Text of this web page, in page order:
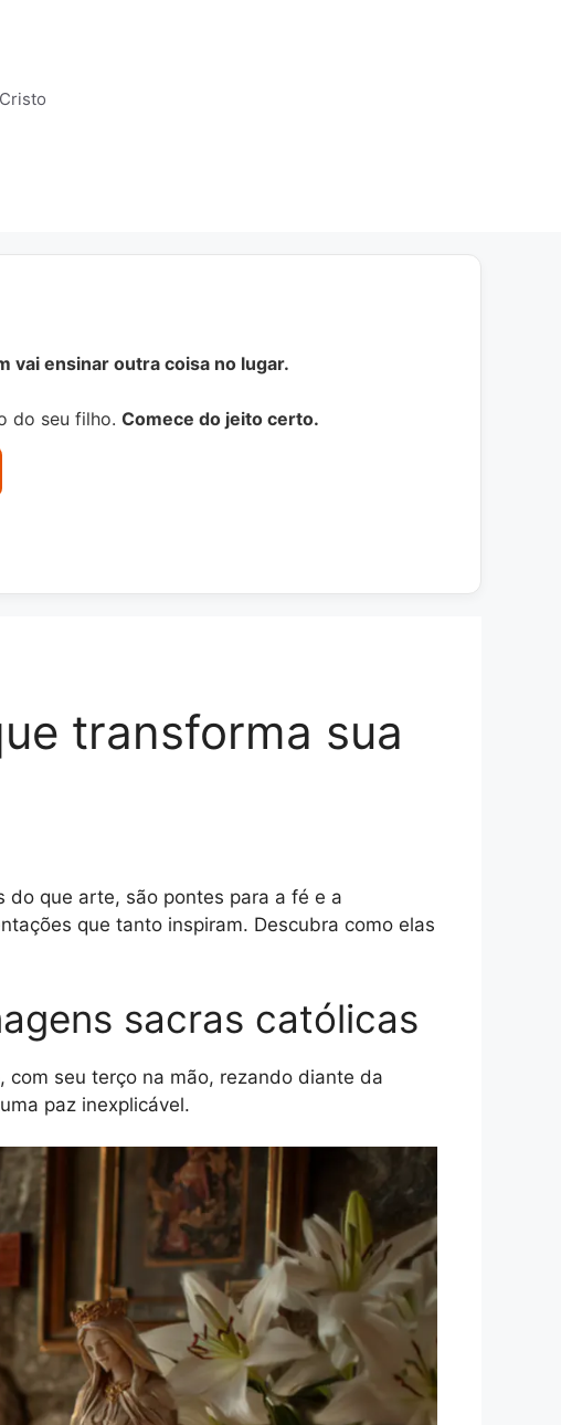
vai ensinar outra coisa no lugar.
do seu filho. Comece do jeito certo.
transforma sua
do que arte, são pontes para a fé e a
que tanto inspiram. Descubra como elas
sacras católicas
com seu terço na mão, rezando diante da
paz inexplicável.